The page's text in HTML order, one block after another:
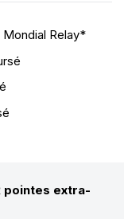
Relay*
pointes extra-